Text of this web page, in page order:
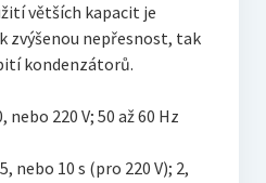
větších kapacit je
zvýšenou nepřesnost, tak
kondenzátorů.
220 V; 50 až 60 Hz
nebo 10 s (pro 220 V); 2,